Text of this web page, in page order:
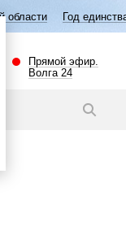
Год
Прямой эфир.
Волга 24